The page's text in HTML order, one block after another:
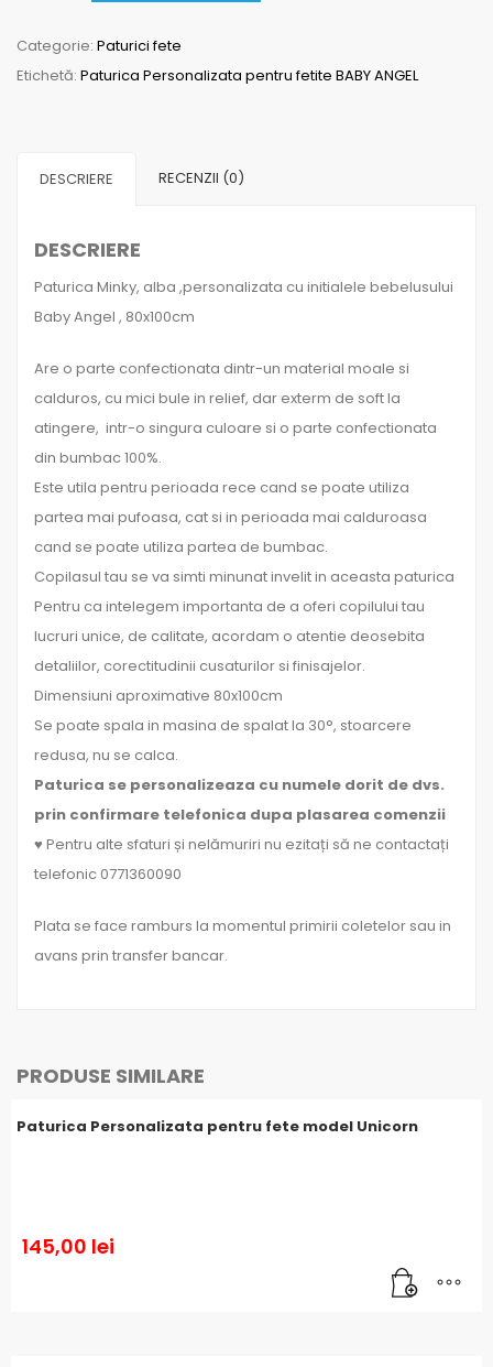
cu
initiale
Categorie: Paturici fete
Etichetă: Paturica Personalizata pentru fetite BABY ANGEL
DESCRIERE RECENZII (0)
DESCRIERE
Paturica Minky, alba ,personalizata cu initialele bebelusului
Baby Angel , 80x100cm
Are o parte confectionata dintr-un material moale si
calduros, cu mici bule in relief, dar exterm de soft la
atingere, intr-o singura culoare si o parte confectionata
din bumbac 100%.
Este utila pentru perioada rece cand se poate utiliza
partea mai pufoasa, cat si in perioada mai calduroasa
cand se poate utiliza partea de bumbac.
Copilasul tau se va simti minunat invelit in aceasta paturica
Pentru ca intelegem importanta de a oferi copilului tau
lucruri unice, de calitate, acordam o atentie deosebita
detaliilor, corectitudinii cusaturilor si finisajelor.
Dimensiuni aproximative 80x100cm
Se poate spala in masina de spalat la 30°, stoarcere
redusa, nu se calca.
Paturica se personalizeaza cu numele dorit de dvs.
prin confirmare telefonica dupa plasarea comenzii
♥ Pentru alte sfaturi și nelămuriri nu ezitați să ne contactați
telefonic 0771360090
Plata se face ramburs la momentul primirii coletelor sau in
avans prin transfer bancar.
PRODUSE SIMILARE
Paturica Personalizata pentru fete model Unicorn
145,00 lei